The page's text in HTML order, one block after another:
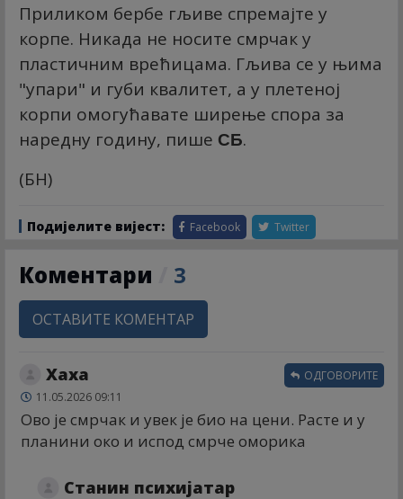
Приликом бербе гљиве спремајте у
корпе. Никада не носите смрчак у
пластичним врећицама. Гљива се у њима
"упари" и губи квалитет, а у плетеној
корпи омогућавате ширење спора за
наредну годину, пише СБ.
(БН)
Подијелите вијест: Facebook Twitter
Коментари 3
ОСТАВИТЕ КОМЕНТАР
Хаха
11.05.2026 09:11
Ово је смрчак и увек је био на цени. Расте и у
планини око и испод смрче оморика
ОДГОВОРИТЕ
Станин психијатар